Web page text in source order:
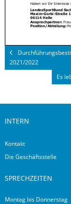
2021/2022
Es
INTERN
Kontakt
Die Geschäftsstelle
SPRECHZEITEN
Montag bis Donnerstag